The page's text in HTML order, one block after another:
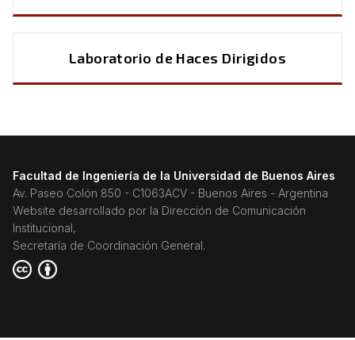
Laboratorio de Haces Dirigidos
Facultad de Ingeniería de la Universidad de Buenos Aires
Av. Paseo Colón 850 - C1063ACV - Buenos Aires - Argentina
Website desarrollado por la Dirección de Comunicación
Institucional,
Secretaría de Coordinación General.